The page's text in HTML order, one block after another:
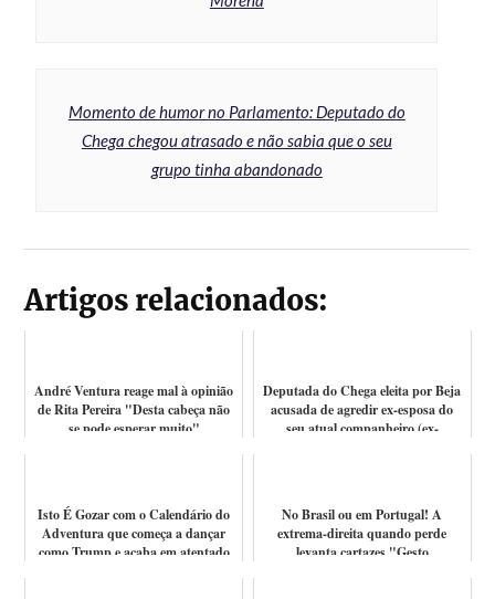
Momento de humor no Parlamento: Deputado do
Chega chegou atrasado e não sabia que o seu
grupo tinha abandonado
Artigos relacionados:
André Ventura reage mal à opinião
de Rita Pereira "Desta cabeça não
se pode esperar muito"
Deputada do Chega eleita por Beja
acusada de agredir ex-esposa do
seu atual companheiro (ex-
Isto É Gozar com o Calendário do
Adventura que começa a dançar
como Trump e acaba em atentado
No Brasil ou em Portugal! A
extrema-direita quando perde
levanta cartazes "Gesto